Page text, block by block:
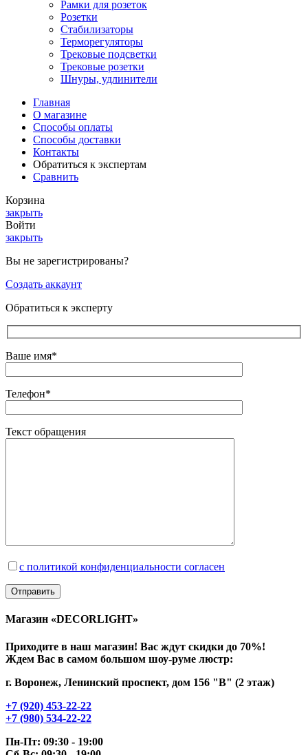
Рамки для розеток
Розетки
Стабилизаторы
Терморегуляторы
Трековые подсветки
Трековые розетки
Шнуры, удлинители
Главная
О магазине
Способы оплаты
Способы доставки
Контакты
Обратиться к экспертам
Сравнить
Корзина
закрыть
Войти
закрыть
Вы не зарегистрированы?
Создать аккаунт
Обратиться к эксперту
Ваше имя*
Телефон*
Текст обращения
с политикой конфиденциальности согласен
Магазин «DECORLIGHT»
Приходите в наш магазин! Вас ждут скидки до 70%!
Ждем Вас в самом большом шоу-руме люстр:
г. Воронеж, Ленинский проспект, дом 156 "В" (2 этаж)
+7 (920) 453-22-22
+7 (980) 534-22-22
Пн-Пт: 09:30 - 19:00